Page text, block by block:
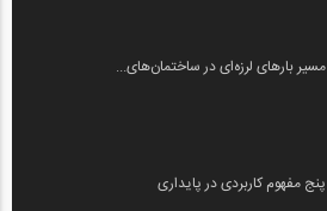
مسیر بارهای لرزه‌ای در ساختمان‌های...
پنج مفهوم کاربردی در پایداری